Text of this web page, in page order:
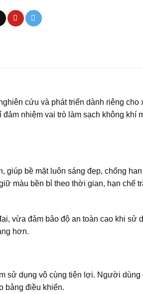
cứu và phát triển dành riêng
nhiệm vai trò làm sạch không khí
bề mặt luôn sáng đẹp, chống
màu bền bỉ theo thời gian, hạn chế
vừa đảm bảo độ an toàn cao khi sử
hơn.
sử dụng vô cùng tiện lợi. Người dùng
bảng điều khiển.